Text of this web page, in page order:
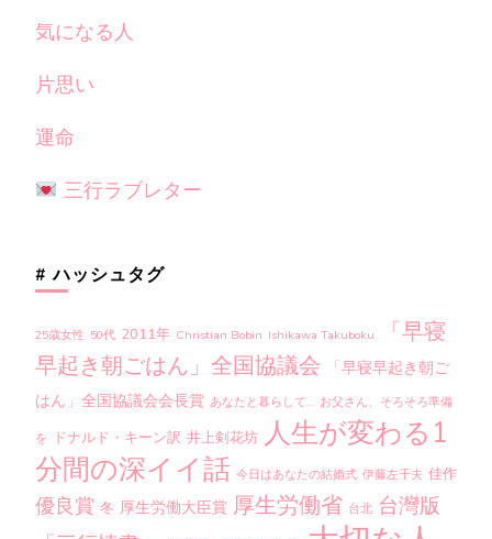
気になる人
片思い
運命
三行ラブレター
# ハッシュタグ
25歳女性 50代 2011年 Christian Bobin Ishikawa Takuboku
「早寝
早起き朝ごはん」全国協議会
「早寝早起き朝ご
はん」全国協議会会長賞 あなたと暮らして… お父さん、そろそろ準備
を ドナルド・キーン訳 井上剣花坊 人生が変わる1
分間の深イイ話 今日はあなたの結婚式 伊藤左千夫 佳作
優良賞 冬 厚生労働大臣賞 厚生労働省 台北 台灣版